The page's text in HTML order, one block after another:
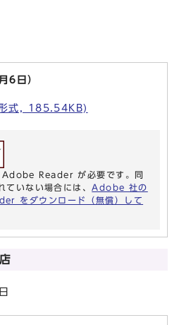
6日）
式, 185.54KB)
Adobe Reader が必要です。同
ていない場合には、 Adobe 社の
をダウンロード（無償）して